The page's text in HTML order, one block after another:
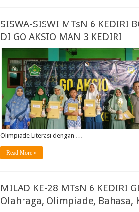
SISWA-SISWI MTsN 6 KEDIRI
DI GO AKSIO MAN 3 KEDIRI
Olimpiade Literasi dengan …
Read More »
MILAD KE-28 MTsN 6 KEDIRI
Olahraga, Olimpiade, Bahasa,